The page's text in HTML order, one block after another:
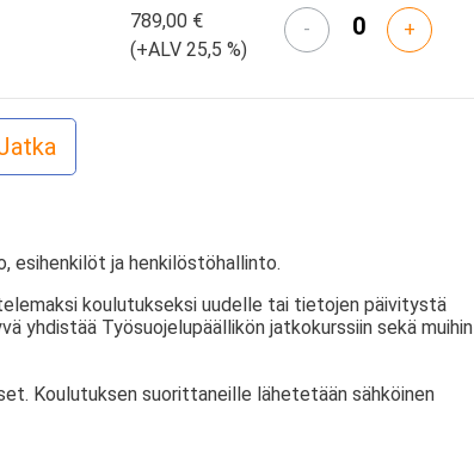
789,00 €
(+ALV 25,5 %)
- +
esihenkilöt ja henkilöstöhallinto.
koulutukseksi uudelle tai tietojen päivitystä
yhdistää Työsuojelupäällikön jatkokurssiin sekä muihin
Koulutuksen suorittaneille lähetetään sähköinen